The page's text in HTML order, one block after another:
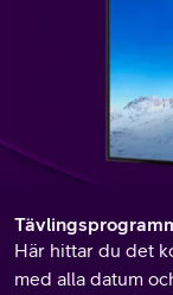
Här hittar du det
med alla datum